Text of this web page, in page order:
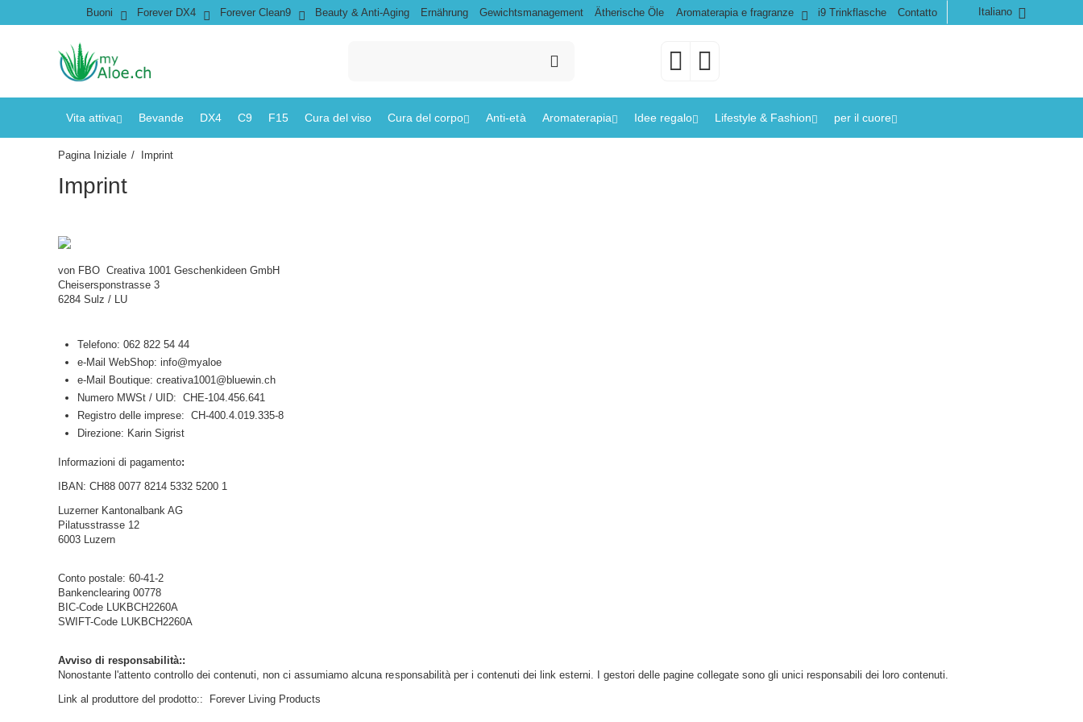
Italiano
Buoni Forever DX4 Forever Clean9 Beauty & Anti-Aging Ernährung Gewichtsmanagement Ätherische Öle Aromaterapia e fragranze i9 Trinkflasche Contatto
Vita attiva Bevande DX4 C9 F15 Cura del viso Cura del corpo Anti-età Aromaterapia Idee regalo Lifestyle & Fashion per il cuore
Pagina Iniziale / Imprint
Imprint
von FBO Creativa 1001 Geschenkideen GmbH
Cheisersponstrasse 3
6284 Sulz / LU
Telefono: 062 822 54 44
e-Mail WebShop: info@myaloe
e-Mail Boutique: creativa1001@bluewin.ch
Numero MWSt / UID: CHE-104.456.641
Registro delle imprese: CH-400.4.019.335-8
Direzione: Karin Sigrist
Informazioni di pagamento:
IBAN: CH88 0077 8214 5332 5200 1
Luzerner Kantonalbank AG
Pilatusstrasse 12
6003 Luzern
Conto postale: 60-41-2
Bankenclearing 00778
BIC-Code LUKBCH2260A
SWIFT-Code LUKBCH2260A
Avviso di responsabilità::
Nonostante l'attento controllo dei contenuti, non ci assumiamo alcuna responsabilità per i contenuti dei link esterni. I gestori delle pagine collegate sono gli unici responsabili dei loro contenuti.
Link al produttore del prodotto::
Forever Living Products